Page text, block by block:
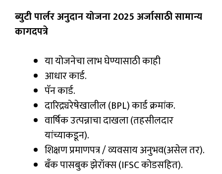
ब्युटी पार्लर अनुदान योजना 2025 अर्जासाठी सामान्य
कागदपत्रे
या योजनेचा लाभ घेण्यासाठी काही
आधार कार्ड.
पॅन कार्ड.
दारिद्र्यरेषेखालील (BPL) कार्ड क्रमांक.
वार्षिक उत्पन्नाचा दाखला (तहसीलदार
यांच्याकडून).
शिक्षण प्रमाणपत्र / व्यवसाय अनुभव(असेल तर).
बँक पासबुक झेरॉक्स (IFSC कोडसहित).